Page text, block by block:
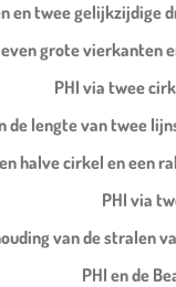
en twee gelijkzijdige
grote vierkanten
PHI via twee
de lengte van twee
halve cirkel en een
PHI via
van de stralen
PHI en de